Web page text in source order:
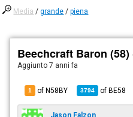
Media /grande /piena
Beechcraft Baron (58)
Aggiunto7 anni fa
1 of N58BY 3794 ofBE58
Jason Falzon